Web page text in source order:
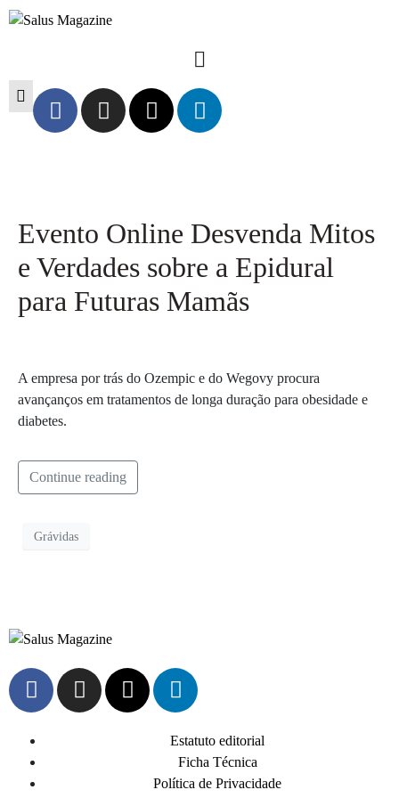
Evento Online Desvenda Mitos
e Verdades sobre a Epidural
para Futuras Mamãs
A empresa por trás do Ozempic e do Wegovy procura
avançanços em tratamentos de longa duração para obesidade e
diabetes.
Continue reading
Grávidas
Estatuto editorial
Ficha Técnica
Política de Privacidade